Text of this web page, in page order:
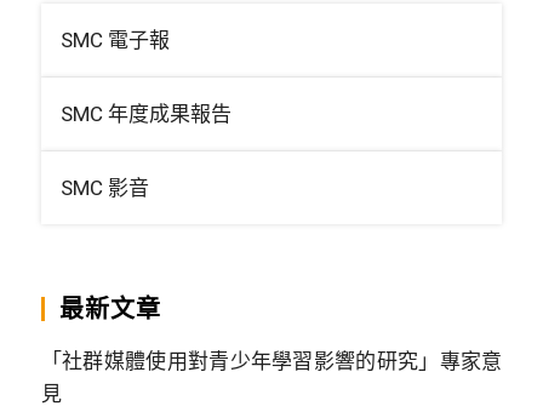
SMC 電子報
SMC 年度成果報告
SMC 影音
最新文章
「社群媒體使用對青少年學習影響的研究」專家意
見